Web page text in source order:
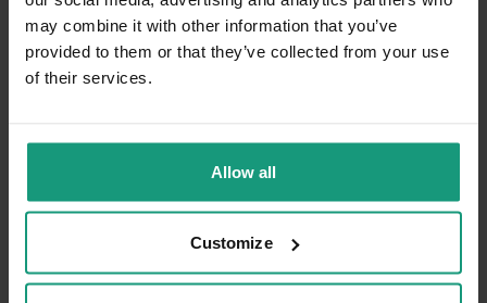
may combine it with other information that you’ve
provided to them or that they’ve collected from your use
of their services.
Allow all
Customize
5
Pachnie ładnie i smacznie, mojem psince smakuje i
to dla mnie najważniejsze i świadczy że godna
polecenia